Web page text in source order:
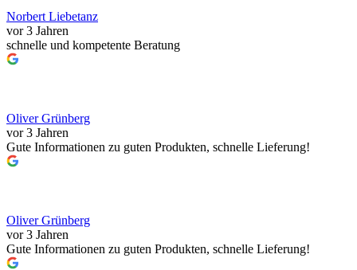
Norbert Liebetanz
vor 3 Jahren
schnelle und kompetente Beratung
Oliver Grünberg
vor 3 Jahren
Gute Informationen zu guten Produkten, schnelle Lieferung!
Oliver Grünberg
vor 3 Jahren
Gute Informationen zu guten Produkten, schnelle Lieferung!